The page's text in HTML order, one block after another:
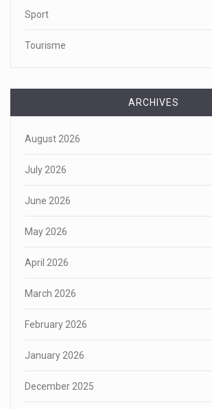
Sport
Tourisme
ARCHIVES
August 2026
July 2026
June 2026
May 2026
April 2026
March 2026
February 2026
January 2026
December 2025